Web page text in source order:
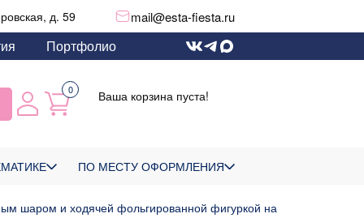
д. 59 mail@esta-fiesta.ru
Портфолио
0 Ваша корзина пуста!
ПО МЕСТУ ОФОРМЛЕНИЯ
шаром и ходячей фольгированной фигуркой на